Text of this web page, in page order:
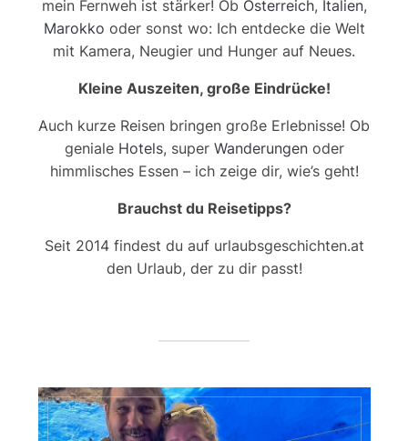
mein Fernweh ist stärker! Ob Österreich, Italien,
Marokko oder sonst wo: Ich entdecke die Welt
mit Kamera, Neugier und Hunger auf Neues.
Kleine Auszeiten, große Eindrücke!
Auch kurze Reisen bringen große Erlebnisse! Ob
geniale Hotels, super Wanderungenoder
himmlisches Essen – ich zeige dir, wie’s geht!
Brauchst du Reisetipps?
Seit 2014 findest du auf urlaubsgeschichten.at
den Urlaub, der zu dir passt!